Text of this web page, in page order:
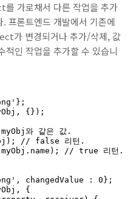
가로채서 다른 작업을 추가
프론트엔드 개발에서 기존에
가 변경되거나 추가/삭제, 값
적인 작업을 추가할 수 있습니
{});
와 같은 값.
// false 리턴.
// true 리턴.
changedValue : 0};
{